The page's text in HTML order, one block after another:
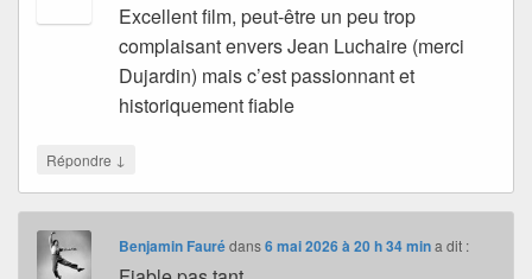
Excellent film, peut-être un peu trop
complaisant envers Jean Luchaire (merci
Dujardin) mais c’est passionnant et
historiquement fiable
Répondre ↓
Benjamin Faurédans6 mai 2026 à 20 h 34 min a dit :